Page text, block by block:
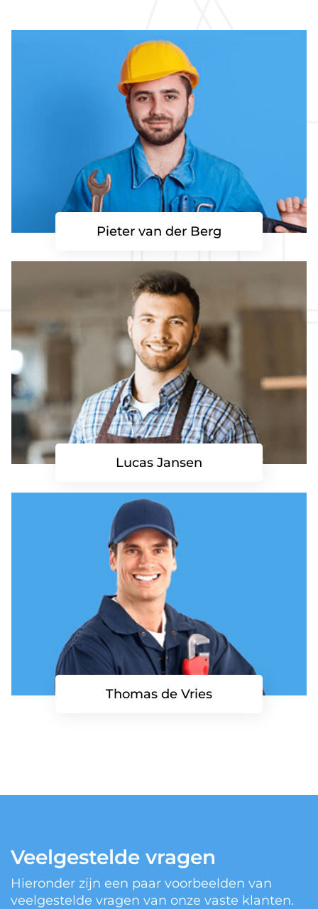
Pieter van der Berg
Lucas Jansen
Thomas de Vries
Veelgestelde vragen
Hieronder zijn een paar voorbeelden van
veelgestelde vragen van onze vaste klanten.